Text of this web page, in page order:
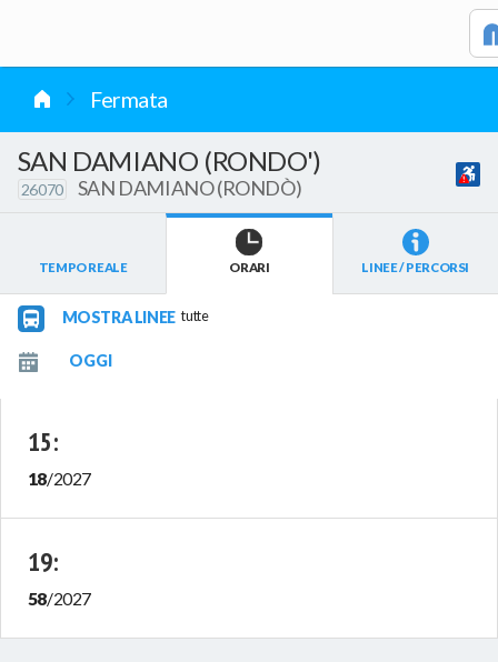
Fermata
SAN DAMIANO (RONDO')
26070 SAN DAMIANO (RONDÒ)
TEMPO REALE ORARI LINEE / PERCORSI
MOSTRA LINEE tutte
15:
18/2027
19:
58/2027